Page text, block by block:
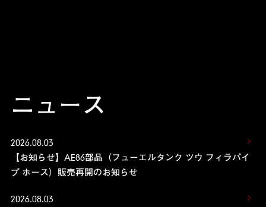
ニュース
2026.08.03
【お知らせ】AE86部品（フューエルタンク ツウ フィラパイ
プ ホース）販売再開のお知らせ
2026.08.03